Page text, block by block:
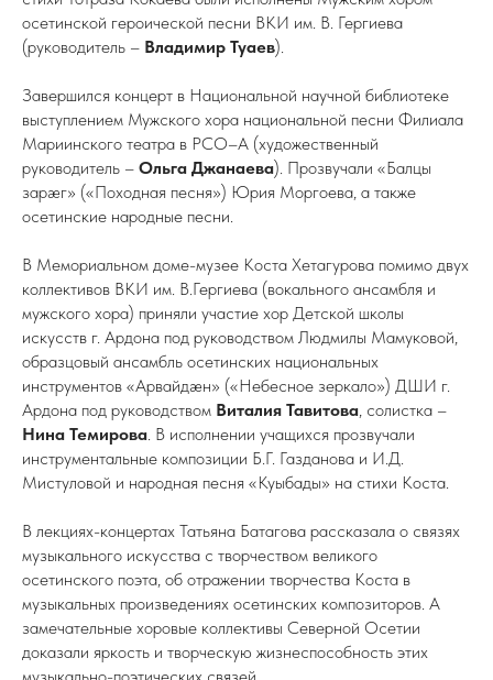
осетинской героической песни ВКИ им. В. Гергиева
(руководитель – Владимир Туаев).
Завершился концерт в Национальной научной библиотеке
выступлением Мужского хора национальной песни Филиала
Мариинского театра в РСО–А (художественный
руководитель – Ольга Джанаева). Прозвучали «Балцы
зарæг» («Походная песня») Юрия Моргоева, а также
осетинские народные песни.
В Мемориальном доме-музее Коста Хетагурова помимо двух
коллективов ВКИ им. В.Гергиева (вокального ансамбля и
мужского хора) приняли участие хор Детской школы
искусств г. Ардона под руководством Людмилы Мамуковой,
образцовый ансамбль осетинских национальных
инструментов «Арвайдæн» («Небесное зеркало») ДШИ г.
Ардона под руководством Виталия Тавитова, солистка –
Нина Темирова. В исполнении учащихся прозвучали
инструментальные композиции Б.Г. Газданова и И.Д.
Мистуловой и народная песня «Куыбады» на стихи Коста.
В лекциях-концертах Татьяна Батагова рассказала о связях
музыкального искусства с творчеством великого
осетинского поэта, об отражении творчества Коста в
музыкальных произведениях осетинских композиторов. А
замечательные хоровые коллективы Северной Осетии
доказали яркость и творческую жизнеспособность этих